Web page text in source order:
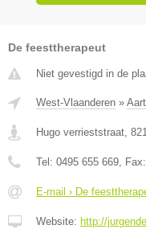
De feesttherapeut
Niet gevestigd in de
West-Vlaanderen »
Hugo verrieststraat
Tel: 0495 655 669 , Fax:
E-mail › De
Website: http://